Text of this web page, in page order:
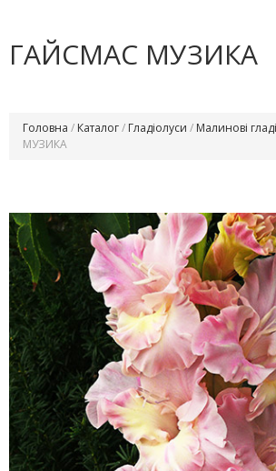
ГАЙСМАС МУЗИКА
Головна / Каталог/ Гладіолуси / Малинові
МУЗИКА